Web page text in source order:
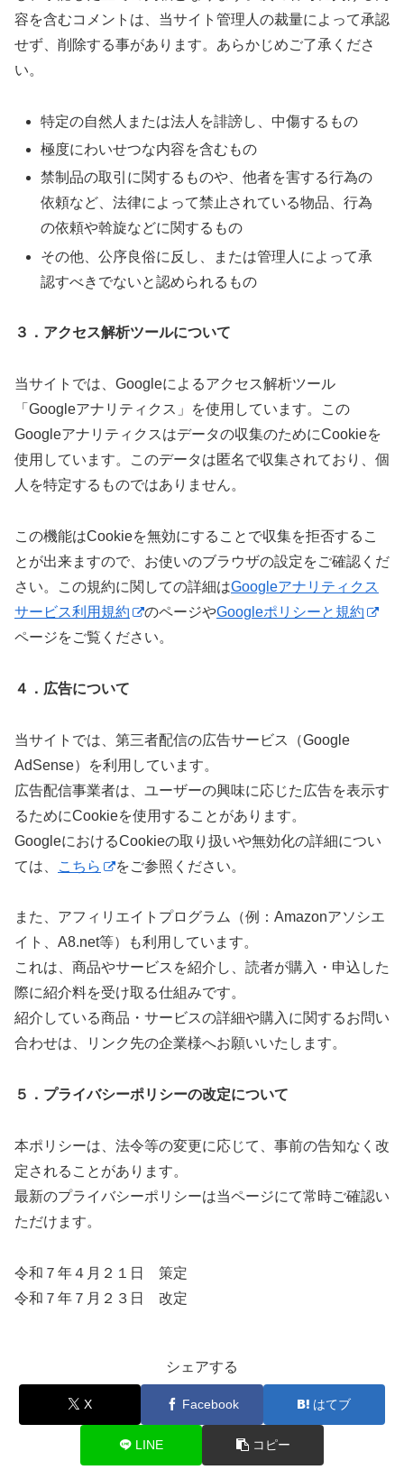
容を含むコメントは、当サイト管理人の裁量によって承認
せず、削除する事があります。あらかじめご了承くださ
い。
特定の自然人または法人を誹謗し、中傷するもの
極度にわいせつな内容を含むもの
禁制品の取引に関するものや、他者を害する行為の
依頼など、法律によって禁止されている物品、行為
の依頼や斡旋などに関するもの
その他、公序良俗に反し、または管理人によって承
認すべきでないと認められるもの
３．アクセス解析ツールについて
当サイトでは、Googleによるアクセス解析ツール
「Googleアナリティクス」を使用しています。この
Googleアナリティクスはデータの収集のためにCookieを
使用しています。このデータは匿名で収集されており、個
人を特定するものではありません。
この機能はCookieを無効にすることで収集を拒否するこ
とが出来ますので、お使いのブラウザの設定をご確認くだ
さい。この規約に関しての詳細はGoogleアナリティクス
サービス利用規約
のページやGoogleポリシーと規約
ページをご覧ください。
４．広告について
当サイトでは、第三者配信の広告サービス（Google
AdSense）を利用しています。
広告配信事業者は、ユーザーの興味に応じた広告を表示す
るためにCookieを使用することがあります。
GoogleにおけるCookieの取り扱いや無効化の詳細につい
ては、
こちら をご参照ください。
また、アフィリエイトプログラム（例：Amazonアソシエ
イト、A8.net等）も利用しています。
これは、商品やサービスを紹介し、読者が購入・申込した
際に紹介料を受け取る仕組みです。
紹介している商品・サービスの詳細や購入に関するお問い
合わせは、リンク先の企業様へお願いいたします。
５．プライバシーポリシーの改定について
本ポリシーは、法令等の変更に応じて、事前の告知なく改
定されることがあります。
最新のプライバシーポリシーは当ページにて常時ご確認い
ただけます。
令和７年４月２１日 策定
令和７年７月２３日 改定
シェアする
X Facebook はてブ
LINE コピー